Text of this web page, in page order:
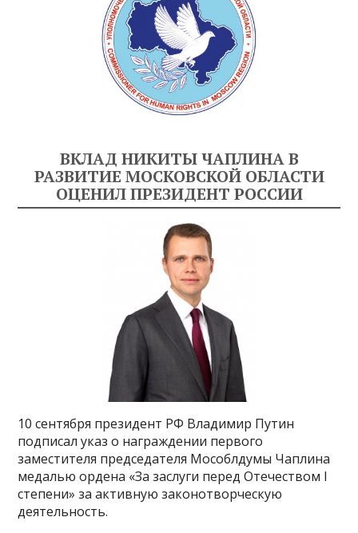
ВКЛАД НИКИТЫ ЧАПЛИНА В
РАЗВИТИЕ МОСКОВСКОЙ ОБЛАСТИ
ОЦЕНИЛ ПРЕЗИДЕНТ РОССИИ
10 сентября президент РФ Владимир Путин
подписал указ о награждении первого
заместителя председателя Мособлдумы Чаплина
медалью ордена «За заслуги перед Отечеством I
степени» за активную законотворческую
деятельность.